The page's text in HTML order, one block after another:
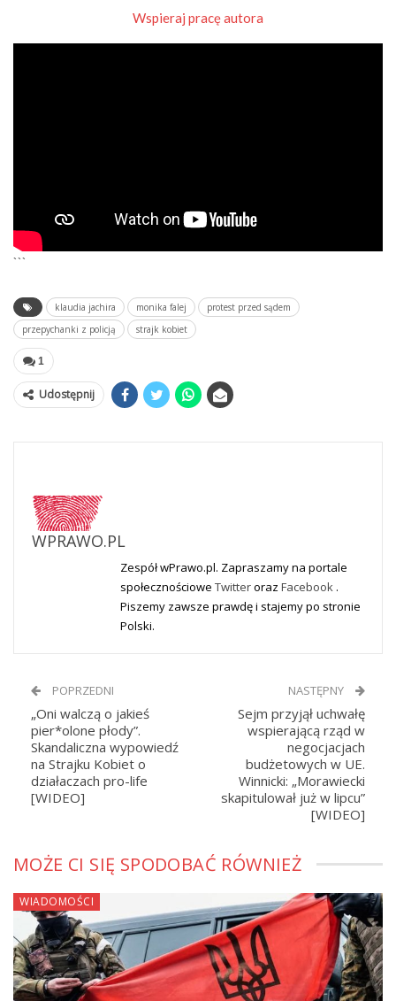
Wspieraj pracę autora
```
klaudia jachira monika falej
protest przed sądem
przepychanki z policją
strajk kobiet
1
Udostępnij
WPRAWO.PL
Zespół wPrawo.pl. Zapraszamy na portale
społecznościowe Twitteroraz Facebook .
Piszemy zawsze prawdę i stajemy po stronie
Polski.
POPRZEDNI
„Oni walczą o jakieś
pier*olone płody”.
Skandaliczna wypowiedź
na Strajku Kobiet o
działaczach pro-life
[WIDEO]
NASTĘPNY
Sejm przyjął uchwałę
wspierającą rząd w
negocjacjach
budżetowych w UE.
Winnicki: „Morawiecki
skapitulował już w lipcu”
[WIDEO]
MOŻE CI SIĘ SPODOBAĆ RÓWNIEŻ
WIADOMOŚCI